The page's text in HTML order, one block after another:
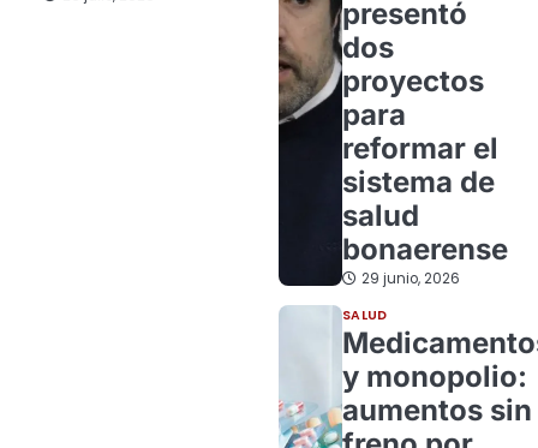
presentó
dos
proyectos
para
reformar el
sistema de
salud
bonaerense
29 junio, 2026
SALUD
y monopolio:
aumentos sin